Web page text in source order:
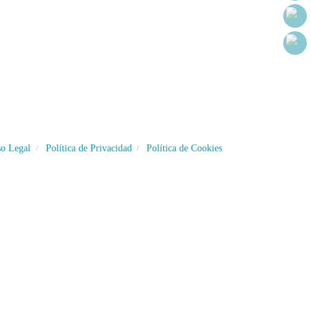
Legal Política de Privacidad Política de Cookies